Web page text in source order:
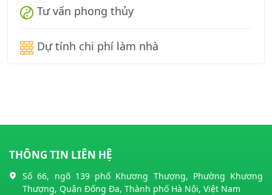
Tư vấn phong thủy
Dự tính chi phí làm nhà
THÔNG TIN LIÊN HỆ
Số 66, ngõ 139 phố Khương Thượng, Phường Khương
Thượng, Quận Đống Đa, Thành phố Hà Nội, Việt Nam